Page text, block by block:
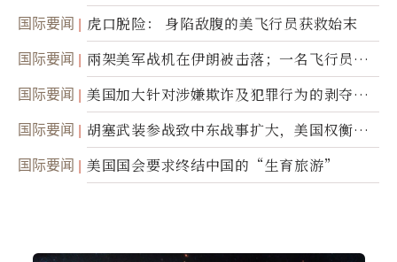
国际要闻 虎口脱险： 身陷敌腹的美飞行员获救始末
国际要闻
兩架美军战机在伊朗被击落；一名飞行员失
踪
国际要闻
美国加大针对涉嫌欺诈及犯罪行为的剥夺公
民权力度
国际要闻
胡塞武装参战致中东战事扩大，美国权衡地
面入侵的可能性
国际要闻 美国国会要求终结中国的“生育旅游”